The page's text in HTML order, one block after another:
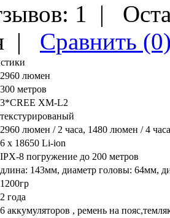
1 |
| Сравнить
2960 люмен
300 метров
3*CREE XM-L2
текстурированый
2960 люмен / 2 часа, 1480 люмен / 4
6 х 18650 Li-ion
IPX-8 погружение до 200 метров
длина: 143мм, диаметр головы: 64мм,
1200гр
2 года
6 аккумуляторов , ремень на